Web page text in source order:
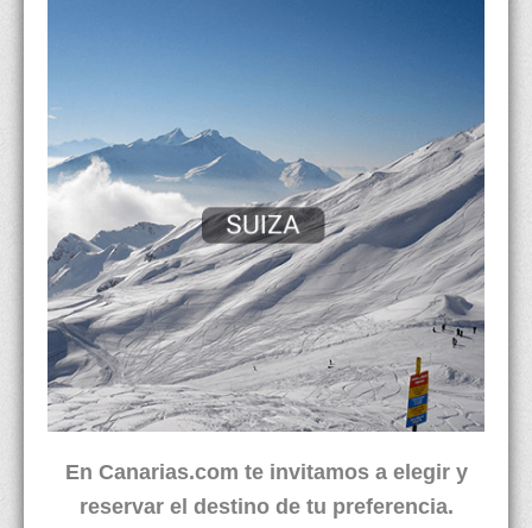
En Canarias.com te invitamos a elegir y
reservar el destino de tu preferencia.